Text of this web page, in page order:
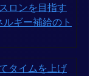
ロンを目指す
ギー補給のト
タイムを上げ